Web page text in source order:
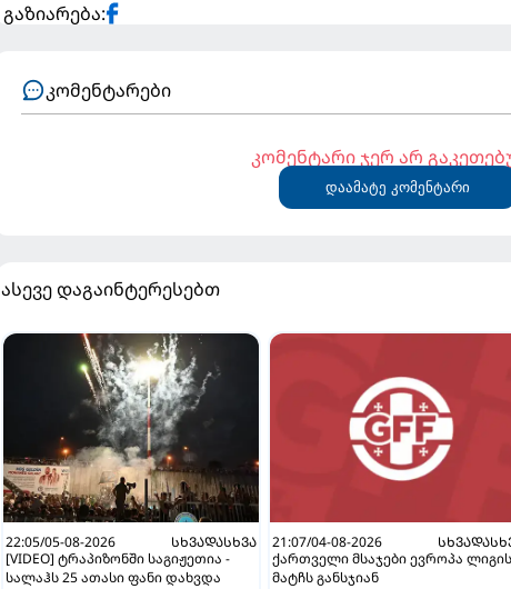
გაზიარება:
კომენტარები
კომენტარი ჯერ არ
დაამატე კომენტარი
ასევე დაგაინტერესებთ
22:05/05-08-2026
ᲡᲮᲕᲐᲓᲐᲡᲮᲕᲐ
[VIDEO] ტრაპიზონში საგიჟეთია -
სალაჰს 25 ათასი ფანი დახვდა
21:07/04-08-2026
ქართველი მსაჯები ევროპა ლიგის
მატჩს განსჯიან